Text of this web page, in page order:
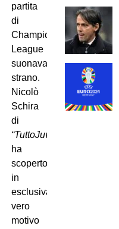
partita
di
Champions
League
suonava
strano.
Nicolò
Schira
di
“TuttoJuve.com”
ha
scoperto
in
esclusiva il
vero
motivo